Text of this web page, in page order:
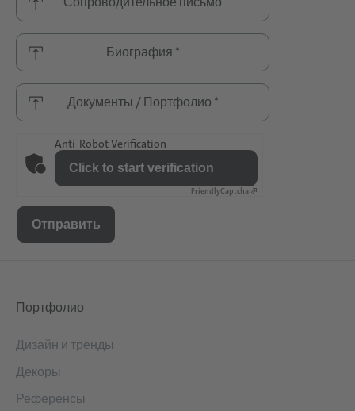
Биография *
Документы / Портфолио *
Anti-Robot Verification
Click to start verification
FriendlyCaptcha ⇗
Портфолио
Дизайн и тренды
Декоры
Референсы